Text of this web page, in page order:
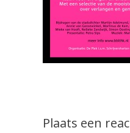
Plaats een